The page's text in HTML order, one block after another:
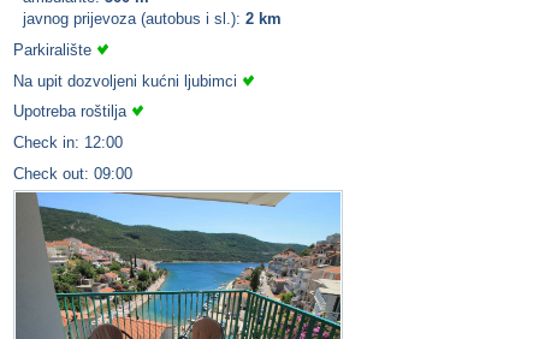
javnog prijevoza (autobus i sl.): 2 km
Parkiralište
Na upit dozvoljeni kućni ljubimci
Upotreba roštilja
Check in: 12:00
Check out: 09:00